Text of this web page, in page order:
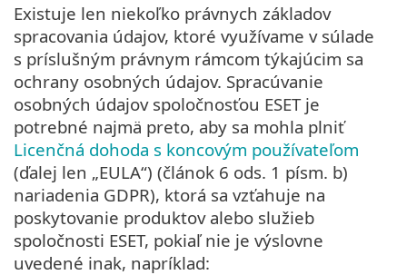
Existuje len niekoľko právnych základov
spracovania údajov, ktoré využívame v súlade
s príslušným právnym rámcom týkajúcim sa
ochrany osobných údajov. Spracúvanie
osobných údajov spoločnosťou ESET je
potrebné najmä preto, aby sa mohla plniť
Licenčná dohoda s koncovým používateľom
(ďalej len „EULA“) (článok 6 ods. 1 písm. b)
nariadenia GDPR), ktorá sa vzťahuje na
poskytovanie produktov alebo služieb
spoločnosti ESET, pokiaľ nie je výslovne
uvedené inak, napríklad: